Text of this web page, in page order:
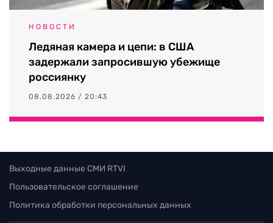
НОВОСТИ
Ледяная камера и цепи: в США
задержали запросившую убежище
россиянку
08.08.2026 / 20:43
Выходные данные СМИ RTVI
Пользовательское соглашение
Политика обработки персональных данных